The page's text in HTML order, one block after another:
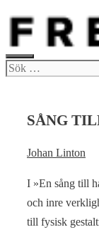
Hoppa
innehåll
MENY
Sök
SÅNG
Johan Linton
I »En sång till
och inre
till fysisk